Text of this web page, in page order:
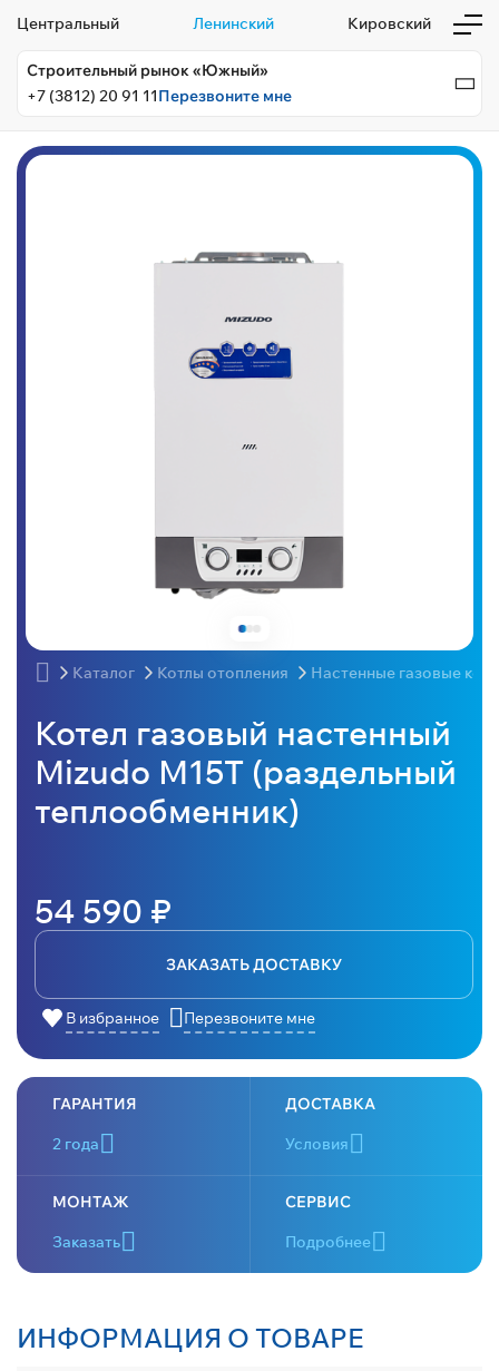
Центральный Ленинский Кировский
Строительный рынок «Южный»
+7 (3812) 20 91 11Перезвоните мне
Каталог Котлы отопления Настенные газовые
Котел газовый настенный
Mizudo M15T (раздельный
теплообменник)
54 590 ₽
ЗАКАЗАТЬ ДОСТАВКУ
В избранное Перезвоните мне
ГАРАНТИЯ
2 года
ДОСТАВКА
Условия
МОНТАЖ
Заказать
СЕРВИС
Подробнее
ИНФОРМАЦИЯ О ТОВАРЕ